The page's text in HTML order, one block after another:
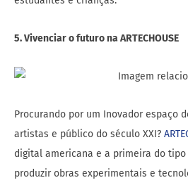
5. Vivenciar o futuro na ARTECHOUSE
Procurando por um Inovador espaço
artistas e público do século XXI?
digital americana e a primeira do
produzir obras experimentais e